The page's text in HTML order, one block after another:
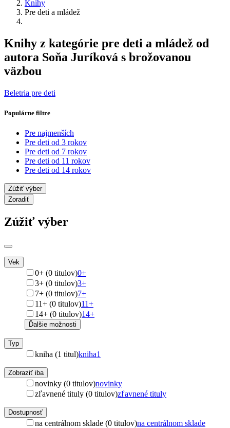
Knihy
Pre deti a mládež
Knihy z kategórie pre deti a mládež od
autora Soňa Juríková s brožovanou
väzbou
Beletria pre deti
Populárne filtre
Pre najmenších
Pre deti od 3 rokov
Pre deti od 7 rokov
Pre deti od 11 rokov
Pre deti od 14 rokov
Zúžiť výber
Zoradiť
Zúžiť výber
Vek
0+ (0 titulov)0+
3+ (0 titulov)3+
7+ (0 titulov)7+
11+ (0 titulov)11+
14+ (0 titulov)14+
Ďalšie možnosti
Typ
kniha (1 titul)kniha1
Zobraziť iba
novinky (0 titulov)novinky
zľavnené tituly (0 titulov)zľavnené tituly
Dostupnosť
na centrálnom sklade (0 titulov)na centrálnom sklade